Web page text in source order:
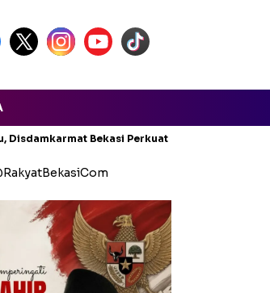
Disdamkarmat Bekasi Perkuat Cadangan Air